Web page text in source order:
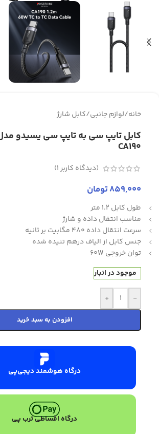
خانه/لوازم جانبی/کابل شارژ
CA190
(دیدگاه کاربر1
)
859,000تومان
طول کابل 1.2 متر
مناسب انتقال داده و شارژ
سرعت انتقال داده 480 مگابیت بر ثانیه
جنس کابل از الیاف درهم تنیده شده
توان خروجی 60W
موجود در انبار
-
+
افزودن به سبد خرید
درگاه هوشمند دیجی‌پی
درگاه اقساطی ترب پی